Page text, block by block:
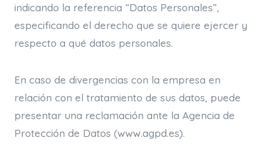
indicando la referencia “Datos Personales”,
especificando el derecho que se quiere ejercer y
respecto a qué datos personales.
En caso de divergencias con la empresa en
relación con el tratamiento de sus datos, puede
presentar una reclamación ante la Agencia de
Protección de Datos (www.agpd.es).